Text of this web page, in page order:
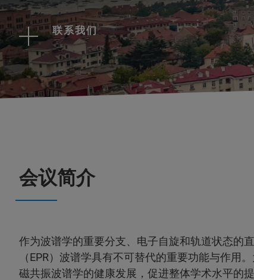
联系我们
会议简介
作为波谱学的重要分支、电子自旋和轨道状态的
（EPR）波谱学具有不可替代的重要功能与作用
磁共振波谱学的健康发展，促进整体学术水平的